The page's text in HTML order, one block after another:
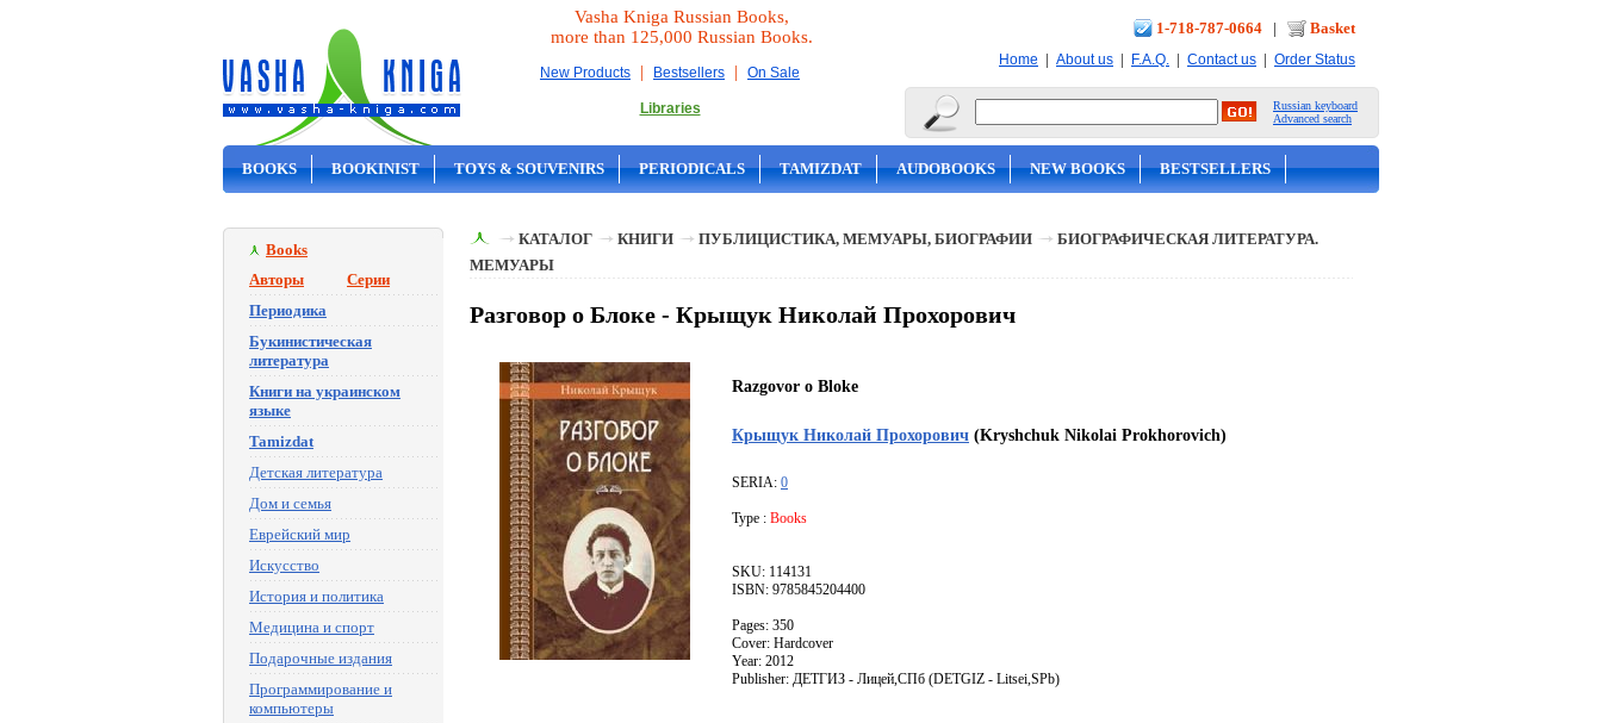
Vasha Kniga Russian Books,
more than 125,000 Russian Books.
New Products | Bestsellers | On Sale
Libraries
1-718-787-0664 | Basket
Home | About us | F.A.Q. | Contact us | Order Status
Russian keyboard
Advanced search
BOOKS BOOKINIST TOYS & SOUVENIRS PERIODICALS TAMIZDAT AUDOBOOKS NEW BOOKS BESTSELLERS
Books
Авторы
Серии
Периодика
Букинистическая
литература
Книги на украинском
языке
Tamizdat
Детская литература
Дом и семья
Еврейский мир
Искусство
История и политика
Медицина и спорт
Подарочные издания
Программирование и
компьютеры
КАТАЛОГ КНИГИ ПУБЛИЦИСТИКА, МЕМУАРЫ, БИОГРАФИИ
БИОГРАФИЧЕСКАЯ ЛИТЕРАТУРА.
МЕМУАРЫ
Разговор о Блоке - Крыщук Николай Прохорович
Razgovor o Bloke
Крыщук Николай Прохорович (Kryshchuk Nikolai Prokhorovich)
SERIA: 0
Type : Books
SKU: 114131
ISBN: 9785845204400
Pages: 350
Cover: Hardcover
Year: 2012
Publisher: ДЕТГИЗ - Лицей,СПб (DETGIZ - Litsei,SPb)